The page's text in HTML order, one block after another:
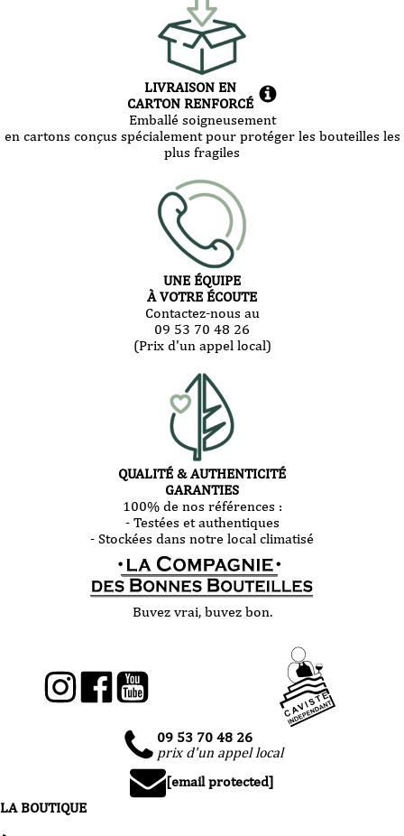
LIVRAISON EN
CARTON RENFORCÉ
Emballé soigneusement
en cartons conçus spécialement pour protéger les bouteilles les
plus fragiles
UNE ÉQUIPE
À VOTRE ÉCOUTE
Contactez-nous au
09 53 70 48 26
(Prix d'un appel local)
QUALITÉ & AUTHENTICITÉ
GARANTIES
100% de nos références :
- Testées et authentiques
- Stockées dans notre local climatisé
Buvez vrai, buvez bon.
09 53 70 48 26
prix d'un appel local
[email protected]
LA BOUTIQUE